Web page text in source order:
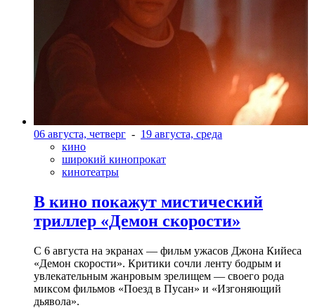
06 августа, четверг - 19 августа, среда
кино
широкий кинопрокат
кинотеатры
В кино покажут мистический
триллер «Демон скорости»
С 6 августа на экранах — фильм ужасов Джона Кийеса
«Демон скорости». Критики сочли ленту бодрым и
увлекательным жанровым зрелищeм — своего рода
миксом фильмов «Поезд в Пусан» и «Изгоняющий
дьявола».